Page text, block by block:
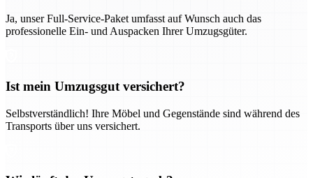
Ja, unser Full-Service-Paket umfasst auf Wunsch auch das
professionelle Ein- und Auspacken Ihrer Umzugsgüter.
Ist mein Umzugsgut versichert?
Selbstverständlich! Ihre Möbel und Gegenstände sind während des
Transports über uns versichert.